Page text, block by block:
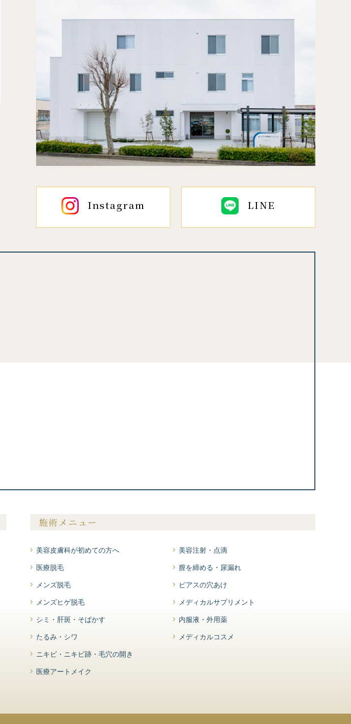
Instagram LINE
施術メニュー
美容皮膚科が初めての方へ
医療脱毛
メンズ脱毛
メンズヒゲ脱毛
シミ・肝斑・そばかす
たるみ・シワ
ニキビ・ニキビ跡・毛穴の開き
医療アートメイク
美容注射・点滴
膣を締める・尿漏れ
ピアスの穴あけ
メディカルサプリメント
内服液・外用薬
メディカルコスメ